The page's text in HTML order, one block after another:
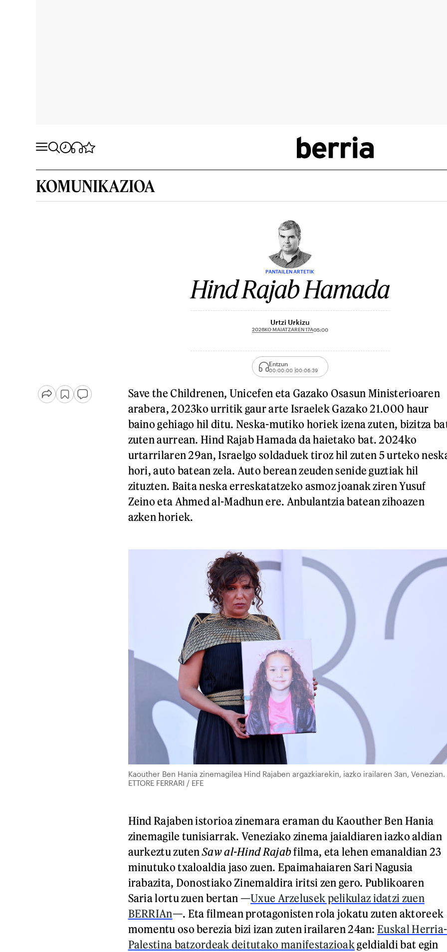
KOMUNIKAZIOA
PANTAILEN ARTETIK
Hind Rajab Hamada
Urtzi Urkizu
2026KO MAIATZAREN 17A05:00
Entzun
00:00:00 00:06:39
Save the Childrenen, Unicefen eta Gazako Osasun Ministerioaren
arabera, 2023ko urritik gaur arte Israelek Gazako 21.000 haur
baino gehiago hil ditu. Neska-mutiko horiek izena zuten, bizitza
zuten aurrean. Hind Rajab Hamada da haietako bat. 2024ko
urtarrilaren 29an, Israelgo soldaduek tiroz hil zuten 5 urteko
hori, auto batean zela. Auto berean zeuden senide guztiak hil
zituzten. Baita neska erreskatatzeko asmoz joanak ziren Yusuf
Zeino eta Ahmed al-Madhun ere. Anbulantzia batean zihoazen
azken horiek.
Kaouther Ben Hania zinemagilea Hind Rajaben argazkiarekin, iazko irailaren 3an, Venezian.
ETTORE FERRARI / EFE
Hind Rajaben istorioa zinemara eraman du Kaouther Ben Hania
zinemagile tunisiarrak. Veneziako zinema jaialdiaren iazko aldian
aurkeztu zutenSaw al-Hind Rajabfilma, eta lehen emanaldian 23
minutuko txaloaldia jaso zuen. Epaimahaiaren Sari Nagusia
irabazita, Donostiako Zinemaldira iritsi zen gero. Publikoaren
Saria lortu zuen bertan —Uxue Arzelusek pelikulaz idatzi zuen
BERRIAn—. Eta filmean protagonisten rola jokatu zuten aktoreek
momentu oso berezia bizi izan zuten irailaren 24an:Euskal Herria-
Palestina batzordeak deitutako manifestazioakgeldialdi bat egin